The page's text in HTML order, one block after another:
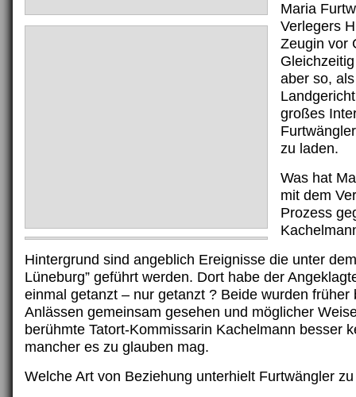
Maria
Verlegers
Zeugin vor
aber so,
großes
zu laden.
Was hat
mit dem
Prozess
Hintergrund sind angeblich Ereignisse die unter
Lüneburg” geführt werden. Dort habe der
einmal getanzt – nur getanzt ? Beide wurden früher
Anlässen gemeinsam gesehen und möglicher
berühmte Tatort-Kommissarin Kachelmann besser
mancher es zu glauben mag.
Welche Art von Beziehung unterhielt Furtwängler